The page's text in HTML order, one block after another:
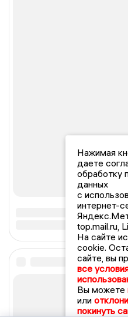
Нажимая
даете
обработку
данных
с
интернет-
top.mail.ru,
На сайте
cookie.
сайте, вы
все
Вы можете
или
покинуть